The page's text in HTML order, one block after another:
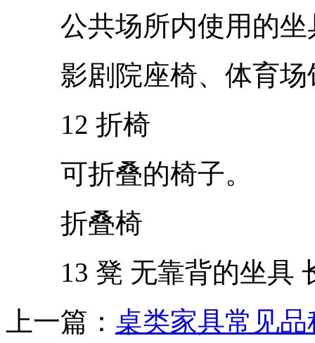
公共场所内使用的坐
影剧院座椅、体育场
12 折椅
可折叠的椅子。
折叠椅
13 凳 无靠背的坐具
上一篇： 桌类家具常见品